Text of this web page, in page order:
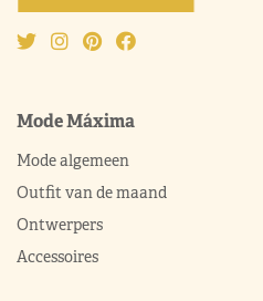
Mode Máxima
Mode algemeen
Outfit van de maand
Ontwerpers
Accessoires